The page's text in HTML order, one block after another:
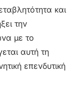
και
την
με το
αυτή τη
επενδυτική